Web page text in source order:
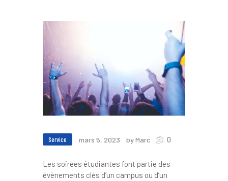
Service mars 5, 2023 by Marc 0
Les soirées étudiantes font partie des
évènements clés d’un campus ou d’un